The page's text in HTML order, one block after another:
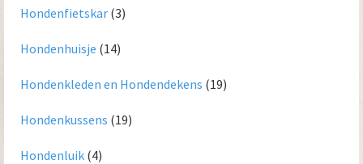
Hondenfietskar (3)
Hondenhuisje (14)
Hondenkleden en Hondendekens (19)
Hondenkussens (19)
Hondenluik (4)